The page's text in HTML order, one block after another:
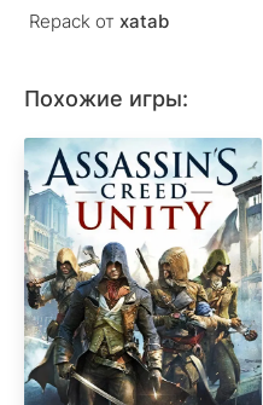
Repack от xatab
Похожие игры: